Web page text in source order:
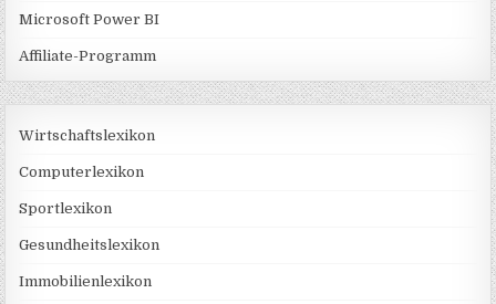
Microsoft Power BI
Affiliate-Programm
Wirtschaftslexikon
Computerlexikon
Sportlexikon
Gesundheitslexikon
Immobilienlexikon